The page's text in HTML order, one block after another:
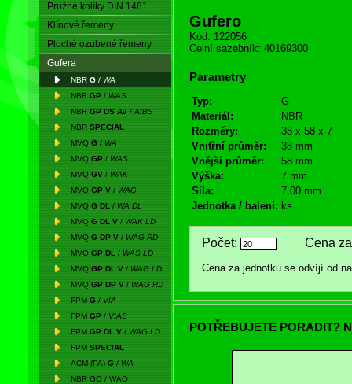
Pružné kolíky DIN 1481
Klínové řemeny
Ploché ozubené řemeny
Gufera
NBR G / WA
NBR GP / WAS
NBR GP DS AV / A/BS
NBR SPECIAL
MVQ G / WA
MVQ GP / WAS
MVQ GV / WAK
MVQ GP V / WAG
MVQ G DL / WA DL
MVQ G DL V / WAK LD
MVQ G DP V / WAG RD
MVQ GP DL / WAS LD
MVQ GP DL V / WAG LD
MVQ GP DP V / WAG RD
FPM G / VIA
FPM GP / VIAS
FPM GP DL V / WAG LD
FPM SPECIAL
ACM (PA) G / WA
NBR GO / WAO
Gufero
Kód: 122056
Celní sazebník: 40169300
Parametry
Typ:
G
Materiál:
NBR
Rozměry:
38 x 58 x 7
Vnitřní průměr:
38 mm
Vnější průměr:
58 mm
Výška:
7 mm
Síla:
7,00 mm
Jednotka / balení: ks
Počet: Cena za
Cena za jednotku se odvíjí od
POTŘEBUJETE PORADIT?